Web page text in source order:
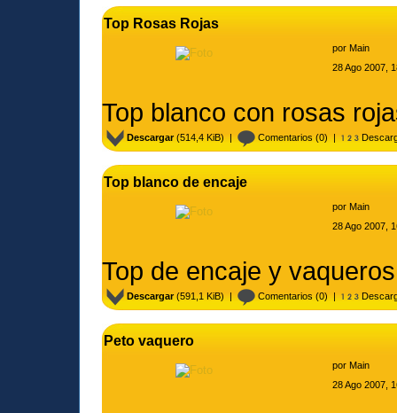
Top Rosas Rojas
por Main
28 Ago 2007,
Top blanco con rosas
Descargar(514,4 KiB) | Comentarios (0) |
Top blanco de encaje
por Main
28 Ago 2007,
Top de encaje y vaqueros
Descargar(591,1 KiB) | Comentarios (0) |
Peto vaquero
por Main
28 Ago 2007,